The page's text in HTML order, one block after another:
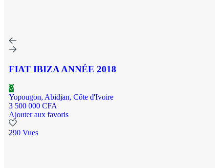
FIAT IBIZA ANNÉE 2018
Yopougon, Abidjan, Côte d'Ivoire
3 500 000 CFA
Ajouter aux favoris
290 Vues